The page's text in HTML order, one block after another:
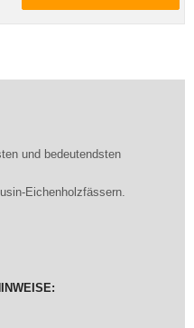
und bedeutendsten
Eichenholzfässern.